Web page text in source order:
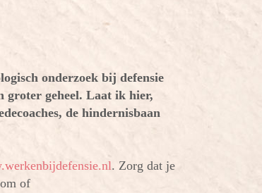
onderzoek bij defensie
groter geheel. Laat ik hier,
de hindernisbaan
. Zorg dat je
of